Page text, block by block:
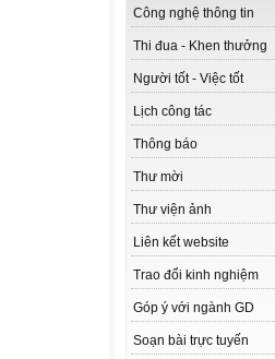
Công nghệ thông tin
Thi đua - Khen thưởng
Người tốt - Việc tốt
Lịch công tác
Thông báo
Thư mời
Thư viện ảnh
Liên kết website
Trao đổi kinh nghiệm
Góp ý với ngành GD
Soạn bài trực tuyến